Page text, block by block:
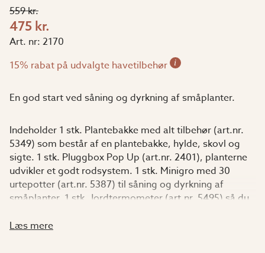
559 kr.
475 kr.
Art. nr: 2170
15% rabat på udvalgte havetilbehør
i
En god start ved såning og dyrkning af småplanter.
Indeholder 1 stk. Plantebakke med alt tilbehør (art.nr.
5349) som består af en plantebakke, hylde, skovl og
sigte. 1 stk. Pluggbox Pop Up (art.nr. 2401), planterne
udvikler et godt rodsystem. 1 stk. Minigro med 30
urtepotter (art.nr. 5387) til såning og dyrkning af
småplanter. 1 stk. Jordtermometer (art.nr. 5495) så du
Læs mere